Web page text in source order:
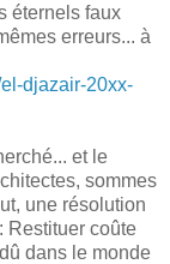
éternels faux
erreurs... à
djazair-20xx-
et le
sommes
une résolution
Restituer coûte
dans le monde